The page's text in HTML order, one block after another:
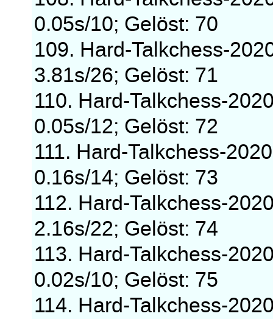
0.05s/10; Gelöst: 70
109. Hard-Talkchess-
3.81s/26; Gelöst: 71
110. Hard-Talkchess-
0.05s/12; Gelöst: 72
111. Hard-Talkchess-
0.16s/14; Gelöst: 73
112. Hard-Talkchess-
2.16s/22; Gelöst: 74
113. Hard-Talkchess-
0.02s/10; Gelöst: 75
114. Hard-Talkchess-